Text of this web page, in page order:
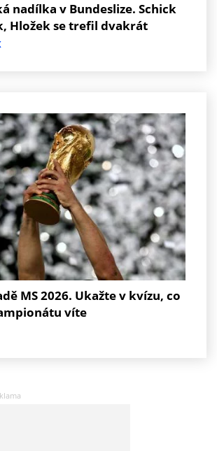
nadílka v Bundeslize. Schick
Hložek se trefil dvakrát
MS 2026. Ukažte v kvízu, co
víte